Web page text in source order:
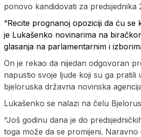
ponovo kandidovati za predsjednika
“Recite prognanoj opoziciji da ću se
je Lukašenko novinarima na
glasanja na parlamentarnim i
On je rekao da nijedan odgovoran
napustio svoje ljude koji su ga pratili
bjeloruska državna novinska
Lukašenko se nalazi na čelu
“Još godinu dana je do
toga može da se promijeni. Naravno